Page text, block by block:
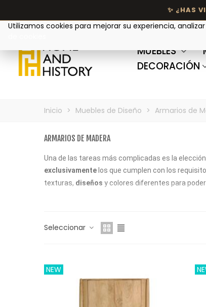
MUEBLES
DECORACIÓN
Inicio > Muebles de Diseño > Armarios de
ARMARIOS DE MADERA
Una de las tareas más complicadas es la
exclusivamente los que cumplen con los
texturas, diseños y colores diferentes para
Seleccionar
NEW
Utilizamos cookies para mejorar su experiencia,